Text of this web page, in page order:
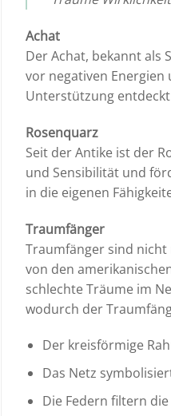
Achat
Der Achat, bekannt als
vor negativen
Unterstützung
Rosenquarz
Seit der Antike ist der
und Sensibilität und
in die eigenen
Traumfänger
Traumfänger sind
von den
schlechte Träume im
wodurch der
Der kreisförmige
Das Netz
Die Federn filtern